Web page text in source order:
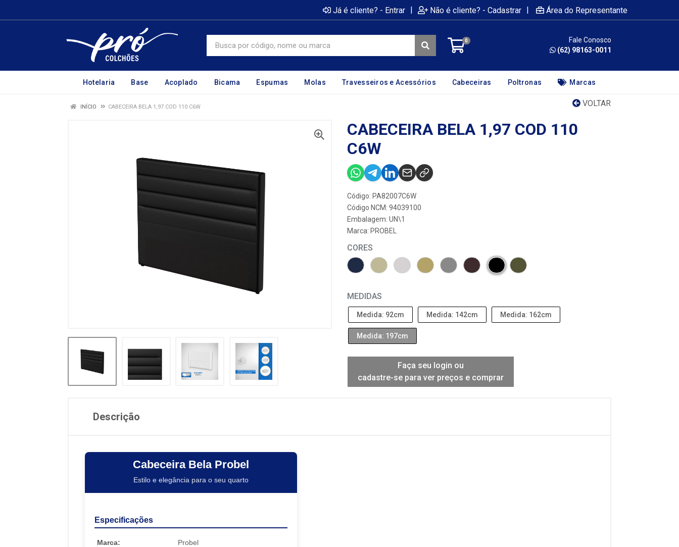
Já é cliente? - Entrar | Não é cliente? - Cadastrar | Área do Representante
0
Fale Conosco
(62) 98163-0011
Hotelaria Base Acoplado Bicama Espumas Molas Travesseiros e Acessórios Cabeceiras Poltronas Marcas
VOLTAR
INÍCIO CABECEIRA BELA 1,97 COD 110 C6W
CABECEIRA BELA 1,97 COD 110
C6W
Código: PA82007C6W
Código NCM: 94039100
Embalagem: UN\1
Marca: PROBEL
CORES
MEDIDAS
Medida: 92cm Medida: 142cm Medida: 162cm
Medida: 197cm
Faça seu login ou
cadastre-se para ver preços e comprar
Descrição
Cabeceira Bela Probel
Estilo e elegância para o seu quarto
Especificações
Marca: Probel